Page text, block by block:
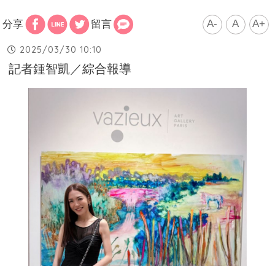
分享 留言 A- A A+
2025/03/30 10:10
記者鍾智凱／綜合報導